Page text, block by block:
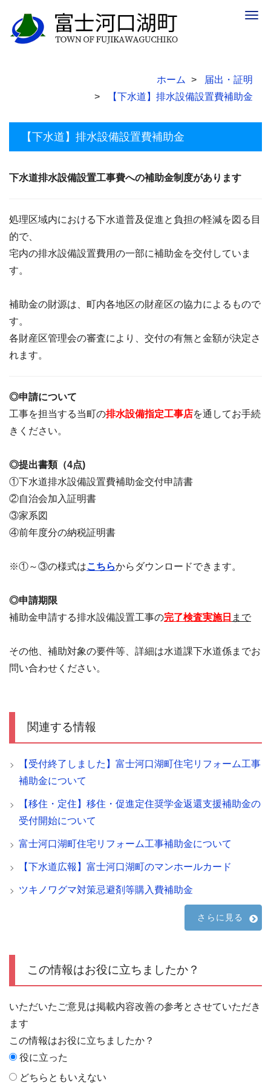
ホーム
届出・証明
【下水道】排水設備設置費補助金
【下水道】排水設備設置費補助金
下水道排水設備設置工事費への補助金制度があります
処理区域内における下水道普及促進と負担の軽減を図る目
的で、
宅内の排水設備設置費用の一部に補助金を交付していま
す。
補助金の財源は、町内各地区の財産区の協力によるもので
す。
各財産区管理会の審査により、交付の有無と金額が決定さ
れます。
◎申請について
工事を担当する当町の排水設備指定工事店を通してお手続
きください。
◎提出書類（4点)
①下水道排水設備設置費補助金交付申請書
②自治会加入証明書
③家系図
④前年度分の納税証明書
※①～③の様式はこちらからダウンロードできます。
◎申請期限
補助金申請する排水設備設置工事の完了検査実施日 まで
その他、補助対象の要件等、詳細は水道課下水道係までお
問い合わせください。
関連する情報
【受付終了しました】富士河口湖町住宅リフォーム工事
補助金について
【移住・定住】移住・促進定住奨学金返還支援補助金の
受付開始について
富士河口湖町住宅リフォーム工事補助金について
【下水道広報】富士河口湖町のマンホールカード
ツキノワグマ対策忌避剤等購入費補助金
さらに見る
この情報はお役に立ちましたか？
いただいたご意見は掲載内容改善の参考とさせていただき
ます
この情報はお役に立ちましたか？
役に立った
どちらともいえない